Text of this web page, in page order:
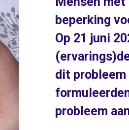
beperking
Op 21 juni
dit probleem
probleem